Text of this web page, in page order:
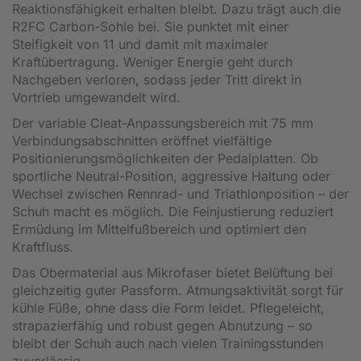
Reaktionsfähigkeit erhalten bleibt. Dazu trägt auch die
R2FC Carbon-Sohle bei. Sie punktet mit einer
Steifigkeit von 11 und damit mit maximaler
Kraftübertragung. Weniger Energie geht durch
Nachgeben verloren, sodass jeder Tritt direkt in
Vortrieb umgewandelt wird.
Der variable Cleat-Anpassungsbereich mit 75 mm
Verbindungsabschnitten eröffnet vielfältige
Positionierungsmöglichkeiten der Pedalplatten. Ob
sportliche Neutral-Position, aggressive Haltung oder
Wechsel zwischen Rennrad- und Triathlonposition – der
Schuh macht es möglich. Die Feinjustierung reduziert
Ermüdung im Mittelfußbereich und optimiert den
Kraftfluss.
Das Obermaterial aus Mikrofaser bietet Belüftung bei
gleichzeitig guter Passform. Atmungsaktivität sorgt für
kühle Füße, ohne dass die Form leidet. Pflegeleicht,
strapazierfähig und robust gegen Abnutzung – so
bleibt der Schuh auch nach vielen Trainingsstunden